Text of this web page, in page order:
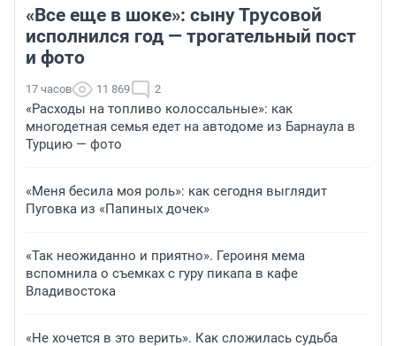
«Все еще в шоке»: сыну Трусовой
исполнился год — трогательный пост
и фото
17 часов 11 869 2
«Расходы на топливо колоссальные»: как
многодетная семья едет на автодоме из Барнаула в
Турцию — фото
«Меня бесила моя роль»: как сегодня выглядит
Пуговка из «Папиных дочек»
«Так неожиданно и приятно». Героиня мема
вспомнила о съемках с гуру пикапа в кафе
Владивостока
«Не хочется в это верить». Как сложилась судьба